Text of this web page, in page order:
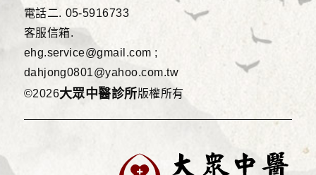
電話二. 05-5916733
客服信箱.
ehg.service@gmail.com ;
dahjong0801@yahoo.com.tw
©2026大眾中醫診所版權所有